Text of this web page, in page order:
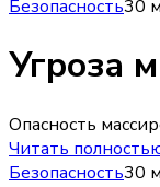
Безопасность30
Угроза
Опасность
Читать
Безопасность30